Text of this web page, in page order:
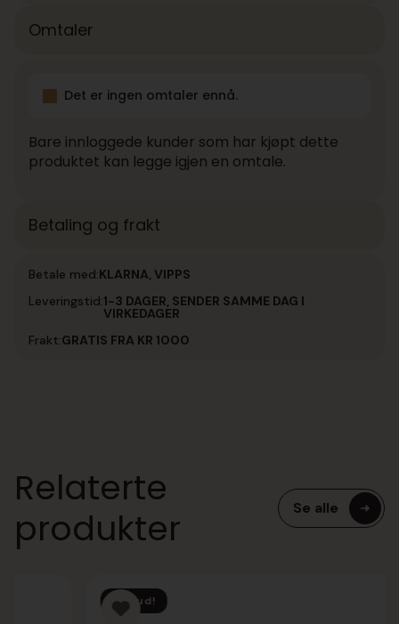
Omtaler
Det er ingen omtaler ennå.
Bare innloggede kunder som har kjøpt dette
produktet kan legge igjen en omtale.
Betaling og frakt
Betale med:KLARNA, VIPPS
Leveringstid:1-3 DAGER, SENDER SAMME DAG I
VIRKEDAGER
Frakt:GRATIS FRA KR 1000
Relaterte
produkter
Se alle
Tilbud!